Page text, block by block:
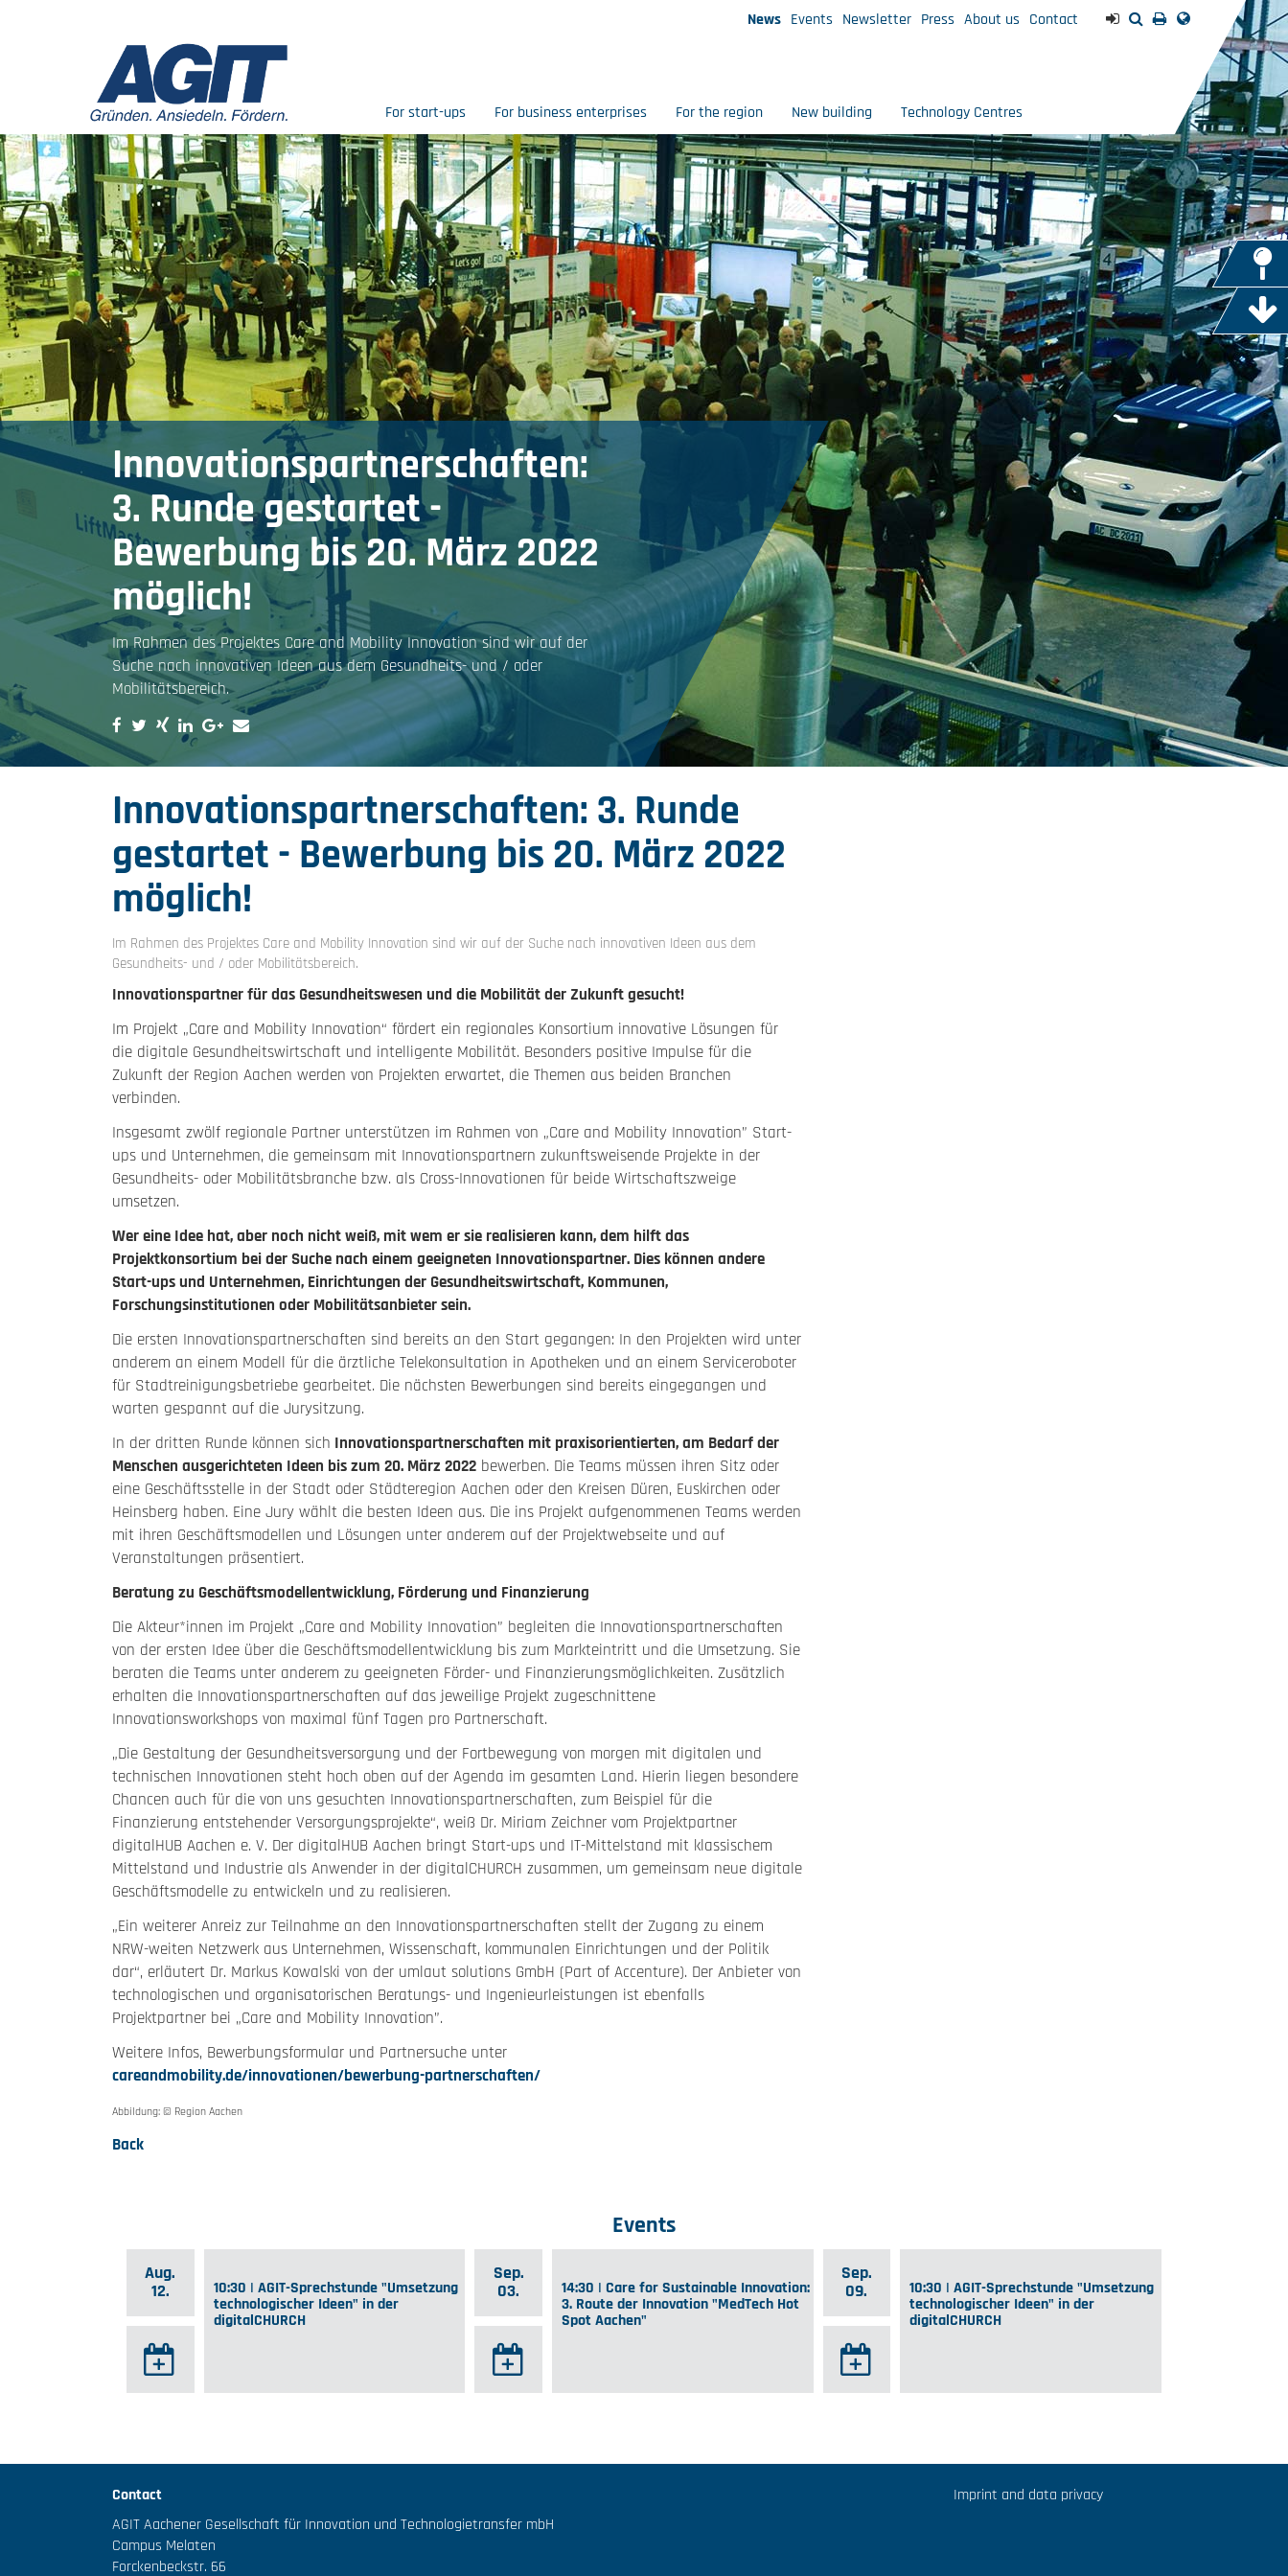
News Events Newsletter Press About us Contact
For start-ups For business enterprises For the region New building Technology Centres
Innovationspartnerschaften:
3. Runde gestartet -
Bewerbung bis 20. März 2022
möglich!
Im Rahmen des Projektes Care and Mobility Innovation sind wir auf der
Suche nach innovativen Ideen aus dem Gesundheits- und / oder
Mobilitätsbereich.
Innovationspartnerschaften: 3. Runde
gestartet - Bewerbung bis 20. März 2022
möglich!
Im Rahmen des Projektes Care and Mobility Innovation sind wir auf der Suche nach innovativen Ideen aus dem
Gesundheits- und / oder Mobilitätsbereich.
Innovationspartner für das Gesundheitswesen und die Mobilität der Zukunft gesucht!
Im Projekt „Care and Mobility Innovation“ fördert ein regionales Konsortium innovative Lösungen für
die digitale Gesundheitswirtschaft und intelligente Mobilität. Besonders positive Impulse für die
Zukunft der Region Aachen werden von Projekten erwartet, die Themen aus beiden Branchen
verbinden.
Insgesamt zwölf regionale Partner unterstützen im Rahmen von „Care and Mobility Innovation” Start-
ups und Unternehmen, die gemeinsam mit Innovationspartnern zukunftsweisende Projekte in der
Gesundheits- oder Mobilitätsbranche bzw. als Cross-Innovationen für beide Wirtschaftszweige
umsetzen.
Wer eine Idee hat, aber noch nicht weiß, mit wem er sie realisieren kann, dem hilft das
Projektkonsortium bei der Suche nach einem geeigneten Innovationspartner. Dies können andere
Start-ups und Unternehmen, Einrichtungen der Gesundheitswirtschaft, Kommunen,
Forschungsinstitutionen oder Mobilitätsanbieter sein.
Die ersten Innovationspartnerschaften sind bereits an den Start gegangen: In den Projekten wird unter
anderem an einem Modell für die ärztliche Telekonsultation in Apotheken und an einem Serviceroboter
für Stadtreinigungsbetriebe gearbeitet. Die nächsten Bewerbungen sind bereits eingegangen und
warten gespannt auf die Jurysitzung.
In der dritten Runde können sich Innovationspartnerschaften mit praxisorientierten, am Bedarf der
Menschen ausgerichteten Ideen bis zum 20. März 2022 bewerben. Die Teams müssen ihren Sitz oder
eine Geschäftsstelle in der Stadt oder Städteregion Aachen oder den Kreisen Düren, Euskirchen oder
Heinsberg haben. Eine Jury wählt die besten Ideen aus. Die ins Projekt aufgenommenen Teams werden
mit ihren Geschäftsmodellen und Lösungen unter anderem auf der Projektwebseite und auf
Veranstaltungen präsentiert.
Beratung zu Geschäftsmodellentwicklung, Förderung und Finanzierung
Die Akteur*innen im Projekt „Care and Mobility Innovation” begleiten die Innovationspartnerschaften
von der ersten Idee über die Geschäftsmodellentwicklung bis zum Markteintritt und die Umsetzung. Sie
beraten die Teams unter anderem zu geeigneten Förder- und Finanzierungsmöglichkeiten. Zusätzlich
erhalten die Innovationspartnerschaften auf das jeweilige Projekt zugeschnittene
Innovationsworkshops von maximal fünf Tagen pro Partnerschaft.
„Die Gestaltung der Gesundheitsversorgung und der Fortbewegung von morgen mit digitalen und
technischen Innovationen steht hoch oben auf der Agenda im gesamten Land. Hierin liegen besondere
Chancen auch für die von uns gesuchten Innovationspartnerschaften, zum Beispiel für die
Finanzierung entstehender Versorgungsprojekte“, weiß Dr. Miriam Zeichner vom Projektpartner
digitalHUB Aachen e. V. Der digitalHUB Aachen bringt Start-ups und IT-Mittelstand mit klassischem
Mittelstand und Industrie als Anwender in der digitalCHURCH zusammen, um gemeinsam neue digitale
Geschäftsmodelle zu entwickeln und zu realisieren.
„Ein weiterer Anreiz zur Teilnahme an den Innovationspartnerschaften stellt der Zugang zu einem
NRW-weiten Netzwerk aus Unternehmen, Wissenschaft, kommunalen Einrichtungen und der Politik
dar“, erläutert Dr. Markus Kowalski von der umlaut solutions GmbH (Part of Accenture). Der Anbieter von
technologischen und organisatorischen Beratungs- und Ingenieurleistungen ist ebenfalls
Projektpartner bei „Care and Mobility Innovation”.
Weitere Infos, Bewerbungsformular und Partnersuche unter
careandmobility.de/innovationen/bewerbung-partnerschaften/
Abbildung: © Region Aachen
Back
Events
Aug.
12.
10:30 | AGIT-Sprechstunde "Umsetzung
technologischer Ideen" in der
digitalCHURCH
Sep.
03.
14:30 | Care for Sustainable Innovation:
3. Route der Innovation "MedTech Hot
Spot Aachen"
Sep.
09.
10:30 | AGIT-Sprechstunde "Umsetzung
technologischer Ideen" in der
digitalCHURCH
Contact
AGIT Aachener Gesellschaft für Innovation und Technologietransfer mbH
Campus Melaten
Forckenbeckstr. 66
Imprint and data privacy